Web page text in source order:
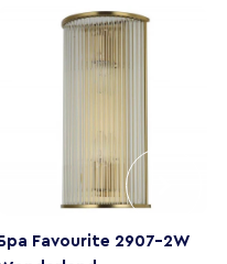
Бра Favourite 2907-2W